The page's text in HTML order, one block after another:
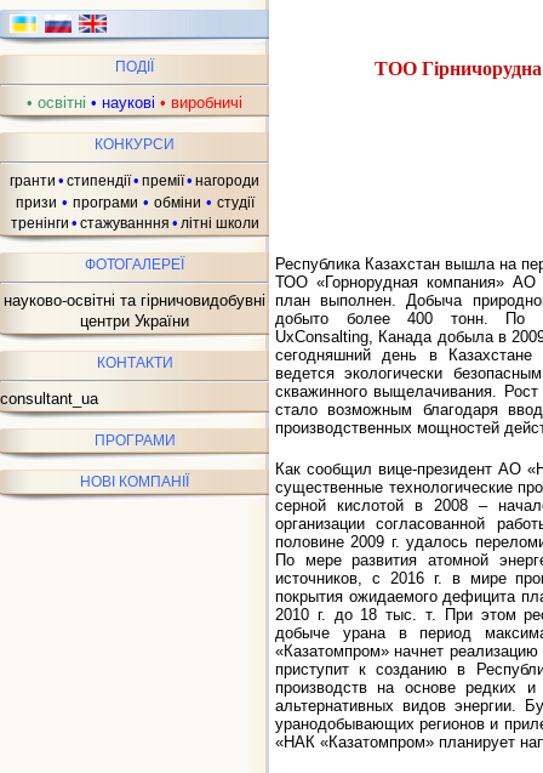
ПОДІЇ
• освітні • наукові • виробничі
КОНКУРСИ
гранти • стипендії• премії• нагороди
призи • програми • обміни • студії
тренінги • стажуванння • літні школи
ФОТОГАЛЕРЕЇ
науково-освітні та гірничовидобувні
центри України
КОНТАКТИ
consultant_ua
ПРОГРАМИ
НОВІ КОМПАНІЇ
ТОО
Республика Казахстан вышла на
ТОО «Горнорудная компания» АО
план выполнен. Добыча
добыто более 400 тонн. По
UxConsalting, Канада добыла в
сегодняшний день в
ведется экологически
скважинного выщелачивания.
стало возможным благодаря
производственных мощностей
Как сообщил вице-президент АО
существенные технологические
серной кислотой в 2008 –
организации согласованной
половине 2009 г. удалось
По мере развития атомной
источников, с 2016 г. в мире
покрытия ожидаемого дефицита
2010 г. до 18 тыс. т. При этом
добыче урана в период
«Казатомпром» начнет
приступит к созданию в
производств на основе редких и
альтернативных видов энергии.
уранодобывающих регионов и
«НАК «Казатомпром» планирует